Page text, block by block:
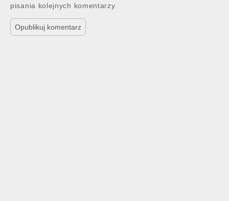
pisania kolejnych komentarzy.